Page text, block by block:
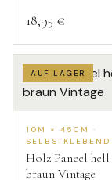
18,95 €
AUF LAGER
10M × 45CM ·
SELBSTKLEBEND
Holz Paneel hell
braun Vintage